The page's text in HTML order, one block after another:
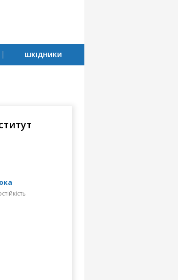
ШКІДНИКИ